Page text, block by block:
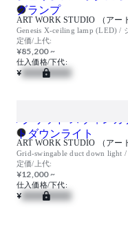
定価/上代:
¥85,200 ~
仕入価格/下代:
¥
定価/上代:
¥12,000 ~
仕入価格/下代:
¥